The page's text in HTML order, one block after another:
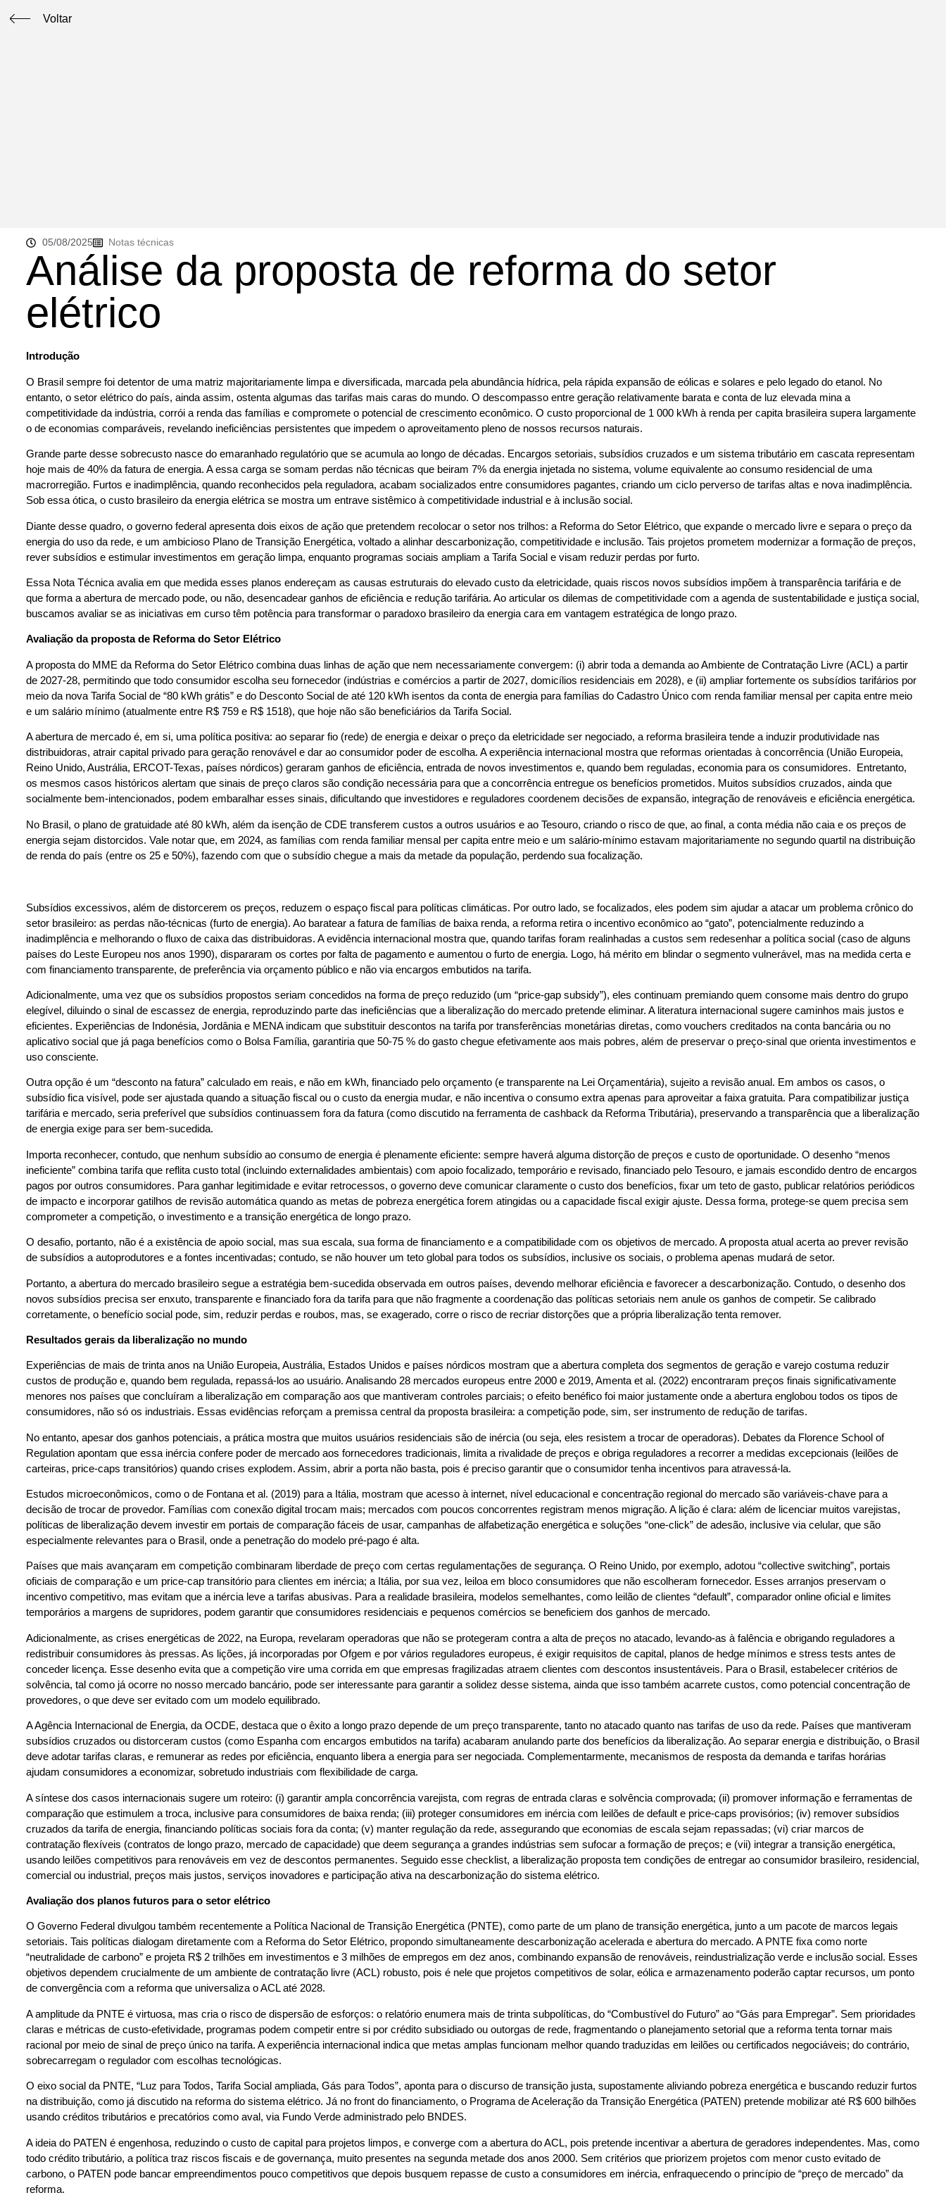
Voltar
05/08/2025 Notas técnicas
Análise da proposta de reforma do setor
elétrico
Introdução
O Brasil sempre foi detentor de uma matriz majoritariamente limpa e diversificada, marcada pela abundância hídrica, pela rápida expansão de eólicas e solares e pelo legado do etanol. No
entanto, o setor elétrico do país, ainda assim, ostenta algumas das tarifas mais caras do mundo. O descompasso entre geração relativamente barata e conta de luz elevada mina a
competitividade da indústria, corrói a renda das famílias e compromete o potencial de crescimento econômico. O custo proporcional de 1 000 kWh à renda per capita brasileira supera largamente
o de economias comparáveis, revelando ineficiências persistentes que impedem o aproveitamento pleno de nossos recursos naturais.
Grande parte desse sobrecusto nasce do emaranhado regulatório que se acumula ao longo de décadas. Encargos setoriais, subsídios cruzados e um sistema tributário em cascata representam
hoje mais de 40% da fatura de energia. A essa carga se somam perdas não técnicas que beiram 7% da energia injetada no sistema, volume equivalente ao consumo residencial de uma
macrorregião. Furtos e inadimplência, quando reconhecidos pela reguladora, acabam socializados entre consumidores pagantes, criando um ciclo perverso de tarifas altas e nova inadimplência.
Sob essa ótica, o custo brasileiro da energia elétrica se mostra um entrave sistêmico à competitividade industrial e à inclusão social.
Diante desse quadro, o governo federal apresenta dois eixos de ação que pretendem recolocar o setor nos trilhos: a Reforma do Setor Elétrico, que expande o mercado livre e separa o preço da
energia do uso da rede, e um ambicioso Plano de Transição Energética, voltado a alinhar descarbonização, competitividade e inclusão. Tais projetos prometem modernizar a formação de preços,
rever subsídios e estimular investimentos em geração limpa, enquanto programas sociais ampliam a Tarifa Social e visam reduzir perdas por furto.
Essa Nota Técnica avalia em que medida esses planos endereçam as causas estruturais do elevado custo da eletricidade, quais riscos novos subsídios impõem à transparência tarifária e de
que forma a abertura de mercado pode, ou não, desencadear ganhos de eficiência e redução tarifária. Ao articular os dilemas de competitividade com a agenda de sustentabilidade e justiça social,
buscamos avaliar se as iniciativas em curso têm potência para transformar o paradoxo brasileiro da energia cara em vantagem estratégica de longo prazo.
Avaliação da proposta de Reforma do Setor Elétrico
A proposta do MME da Reforma do Setor Elétrico combina duas linhas de ação que nem necessariamente convergem: (i) abrir toda a demanda ao Ambiente de Contratação Livre (ACL) a partir
de 2027-28, permitindo que todo consumidor escolha seu fornecedor (indústrias e comércios a partir de 2027, domicílios residenciais em 2028), e (ii) ampliar fortemente os subsídios tarifários por
meio da nova Tarifa Social de “80 kWh grátis” e do Desconto Social de até 120 kWh isentos da conta de energia para famílias do Cadastro Único com renda familiar mensal per capita entre meio
e um salário mínimo (atualmente entre R$ 759 e R$ 1518), que hoje não são beneficiários da Tarifa Social.
A abertura de mercado é, em si, uma política positiva: ao separar fio (rede) de energia e deixar o preço da eletricidade ser negociado, a reforma brasileira tende a induzir produtividade nas
distribuidoras, atrair capital privado para geração renovável e dar ao consumidor poder de escolha. A experiência internacional mostra que reformas orientadas à concorrência (União Europeia,
Reino Unido, Austrália, ERCOT-Texas, países nórdicos) geraram ganhos de eficiência, entrada de novos investimentos e, quando bem reguladas, economia para os consumidores. Entretanto,
os mesmos casos históricos alertam que sinais de preço claros são condição necessária para que a concorrência entregue os benefícios prometidos. Muitos subsídios cruzados, ainda que
socialmente bem-intencionados, podem embaralhar esses sinais, dificultando que investidores e reguladores coordenem decisões de expansão, integração de renováveis e eficiência energética.
No Brasil, o plano de gratuidade até 80 kWh, além da isenção de CDE transferem custos a outros usuários e ao Tesouro, criando o risco de que, ao final, a conta média não caia e os preços de
energia sejam distorcidos. Vale notar que, em 2024, as famílias com renda familiar mensal per capita entre meio e um salário-mínimo estavam majoritariamente no segundo quartil na distribuição
de renda do país (entre os 25 e 50%), fazendo com que o subsídio chegue a mais da metade da população, perdendo sua focalização.
Subsídios excessivos, além de distorcerem os preços, reduzem o espaço fiscal para políticas climáticas. Por outro lado, se focalizados, eles podem sim ajudar a atacar um problema crônico do
setor brasileiro: as perdas não-técnicas (furto de energia). Ao baratear a fatura de famílias de baixa renda, a reforma retira o incentivo econômico ao “gato”, potencialmente reduzindo a
inadimplência e melhorando o fluxo de caixa das distribuidoras. A evidência internacional mostra que, quando tarifas foram realinhadas a custos sem redesenhar a política social (caso de alguns
países do Leste Europeu nos anos 1990), dispararam os cortes por falta de pagamento e aumentou o furto de energia. Logo, há mérito em blindar o segmento vulnerável, mas na medida certa e
com financiamento transparente, de preferência via orçamento público e não via encargos embutidos na tarifa.
Adicionalmente, uma vez que os subsídios propostos seriam concedidos na forma de preço reduzido (um “price-gap subsidy”), eles continuam premiando quem consome mais dentro do grupo
elegível, diluindo o sinal de escassez de energia, reproduzindo parte das ineficiências que a liberalização do mercado pretende eliminar. A literatura internacional sugere caminhos mais justos e
eficientes. Experiências de Indonésia, Jordânia e MENA indicam que substituir descontos na tarifa por transferências monetárias diretas, como vouchers creditados na conta bancária ou no
aplicativo social que já paga benefícios como o Bolsa Família, garantiria que 50-75 % do gasto chegue efetivamente aos mais pobres, além de preservar o preço-sinal que orienta investimentos e
uso consciente.
Outra opção é um “desconto na fatura” calculado em reais, e não em kWh, financiado pelo orçamento (e transparente na Lei Orçamentária), sujeito a revisão anual. Em ambos os casos, o
subsídio fica visível, pode ser ajustada quando a situação fiscal ou o custo da energia mudar, e não incentiva o consumo extra apenas para aproveitar a faixa gratuita. Para compatibilizar justiça
tarifária e mercado, seria preferível que subsídios continuassem fora da fatura (como discutido na ferramenta de cashback da Reforma Tributária), preservando a transparência que a liberalização
de energia exige para ser bem-sucedida.
Importa reconhecer, contudo, que nenhum subsídio ao consumo de energia é plenamente eficiente: sempre haverá alguma distorção de preços e custo de oportunidade. O desenho “menos
ineficiente” combina tarifa que reflita custo total (incluindo externalidades ambientais) com apoio focalizado, temporário e revisado, financiado pelo Tesouro, e jamais escondido dentro de encargos
pagos por outros consumidores. Para ganhar legitimidade e evitar retrocessos, o governo deve comunicar claramente o custo dos benefícios, fixar um teto de gasto, publicar relatórios periódicos
de impacto e incorporar gatilhos de revisão automática quando as metas de pobreza energética forem atingidas ou a capacidade fiscal exigir ajuste. Dessa forma, protege-se quem precisa sem
comprometer a competição, o investimento e a transição energética de longo prazo.
O desafio, portanto, não é a existência de apoio social, mas sua escala, sua forma de financiamento e a compatibilidade com os objetivos de mercado. A proposta atual acerta ao prever revisão
de subsídios a autoprodutores e a fontes incentivadas; contudo, se não houver um teto global para todos os subsídios, inclusive os sociais, o problema apenas mudará de setor.
Portanto, a abertura do mercado brasileiro segue a estratégia bem-sucedida observada em outros países, devendo melhorar eficiência e favorecer a descarbonização. Contudo, o desenho dos
novos subsídios precisa ser enxuto, transparente e financiado fora da tarifa para que não fragmente a coordenação das políticas setoriais nem anule os ganhos de competir. Se calibrado
corretamente, o benefício social pode, sim, reduzir perdas e roubos, mas, se exagerado, corre o risco de recriar distorções que a própria liberalização tenta remover.
Resultados gerais da liberalização no mundo
Experiências de mais de trinta anos na União Europeia, Austrália, Estados Unidos e países nórdicos mostram que a abertura completa dos segmentos de geração e varejo costuma reduzir
custos de produção e, quando bem regulada, repassá-los ao usuário. Analisando 28 mercados europeus entre 2000 e 2019, Amenta et al. (2022) encontraram preços finais significativamente
menores nos países que concluíram a liberalização em comparação aos que mantiveram controles parciais; o efeito benéfico foi maior justamente onde a abertura englobou todos os tipos de
consumidores, não só os industriais. Essas evidências reforçam a premissa central da proposta brasileira: a competição pode, sim, ser instrumento de redução de tarifas.
No entanto, apesar dos ganhos potenciais, a prática mostra que muitos usuários residenciais são de inércia (ou seja, eles resistem a trocar de operadoras). Debates da Florence School of
Regulation apontam que essa inércia confere poder de mercado aos fornecedores tradicionais, limita a rivalidade de preços e obriga reguladores a recorrer a medidas excepcionais (leilões de
carteiras, price-caps transitórios) quando crises explodem. Assim, abrir a porta não basta, pois é preciso garantir que o consumidor tenha incentivos para atravessá-la.
Estudos microeconômicos, como o de Fontana et al. (2019) para a Itália, mostram que acesso à internet, nível educacional e concentração regional do mercado são variáveis-chave para a
decisão de trocar de provedor. Famílias com conexão digital trocam mais; mercados com poucos concorrentes registram menos migração. A lição é clara: além de licenciar muitos varejistas,
políticas de liberalização devem investir em portais de comparação fáceis de usar, campanhas de alfabetização energética e soluções “one-click” de adesão, inclusive via celular, que são
especialmente relevantes para o Brasil, onde a penetração do modelo pré-pago é alta.
Países que mais avançaram em competição combinaram liberdade de preço com certas regulamentações de segurança. O Reino Unido, por exemplo, adotou “collective switching”, portais
oficiais de comparação e um price-cap transitório para clientes em inércia; a Itália, por sua vez, leiloa em bloco consumidores que não escolheram fornecedor. Esses arranjos preservam o
incentivo competitivo, mas evitam que a inércia leve a tarifas abusivas. Para a realidade brasileira, modelos semelhantes, como leilão de clientes “default”, comparador online oficial e limites
temporários a margens de supridores, podem garantir que consumidores residenciais e pequenos comércios se beneficiem dos ganhos de mercado.
Adicionalmente, as crises energéticas de 2022, na Europa, revelaram operadoras que não se protegeram contra a alta de preços no atacado, levando-as à falência e obrigando reguladores a
redistribuir consumidores às pressas. As lições, já incorporadas por Ofgem e por vários reguladores europeus, é exigir requisitos de capital, planos de hedge mínimos e stress tests antes de
conceder licença. Esse desenho evita que a competição vire uma corrida em que empresas fragilizadas atraem clientes com descontos insustentáveis. Para o Brasil, estabelecer critérios de
solvência, tal como já ocorre no nosso mercado bancário, pode ser interessante para garantir a solidez desse sistema, ainda que isso também acarrete custos, como potencial concentração de
provedores, o que deve ser evitado com um modelo equilibrado.
A Agência Internacional de Energia, da OCDE, destaca que o êxito a longo prazo depende de um preço transparente, tanto no atacado quanto nas tarifas de uso da rede. Países que mantiveram
subsídios cruzados ou distorceram custos (como Espanha com encargos embutidos na tarifa) acabaram anulando parte dos benefícios da liberalização. Ao separar energia e distribuição, o Brasil
deve adotar tarifas claras, e remunerar as redes por eficiência, enquanto libera a energia para ser negociada. Complementarmente, mecanismos de resposta da demanda e tarifas horárias
ajudam consumidores a economizar, sobretudo industriais com flexibilidade de carga.
A síntese dos casos internacionais sugere um roteiro: (i) garantir ampla concorrência varejista, com regras de entrada claras e solvência comprovada; (ii) promover informação e ferramentas de
comparação que estimulem a troca, inclusive para consumidores de baixa renda; (iii) proteger consumidores em inércia com leilões de default e price-caps provisórios; (iv) remover subsídios
cruzados da tarifa de energia, financiando políticas sociais fora da conta; (v) manter regulação da rede, assegurando que economias de escala sejam repassadas; (vi) criar marcos de
contratação flexíveis (contratos de longo prazo, mercado de capacidade) que deem segurança a grandes indústrias sem sufocar a formação de preços; e (vii) integrar a transição energética,
usando leilões competitivos para renováveis em vez de descontos permanentes. Seguido esse checklist, a liberalização proposta tem condições de entregar ao consumidor brasileiro, residencial,
comercial ou industrial, preços mais justos, serviços inovadores e participação ativa na descarbonização do sistema elétrico.
Avaliação dos planos futuros para o setor elétrico
O Governo Federal divulgou também recentemente a Política Nacional de Transição Energética (PNTE), como parte de um plano de transição energética, junto a um pacote de marcos legais
setoriais. Tais políticas dialogam diretamente com a Reforma do Setor Elétrico, propondo simultaneamente descarbonização acelerada e abertura do mercado. A PNTE fixa como norte
“neutralidade de carbono” e projeta R$ 2 trilhões em investimentos e 3 milhões de empregos em dez anos, combinando expansão de renováveis, reindustrialização verde e inclusão social. Esses
objetivos dependem crucialmente de um ambiente de contratação livre (ACL) robusto, pois é nele que projetos competitivos de solar, eólica e armazenamento poderão captar recursos, um ponto
de convergência com a reforma que universaliza o ACL até 2028.
A amplitude da PNTE é virtuosa, mas cria o risco de dispersão de esforços: o relatório enumera mais de trinta subpolíticas, do “Combustível do Futuro” ao “Gás para Empregar”. Sem prioridades
claras e métricas de custo-efetividade, programas podem competir entre si por crédito subsidiado ou outorgas de rede, fragmentando o planejamento setorial que a reforma tenta tornar mais
racional por meio de sinal de preço único na tarifa. A experiência internacional indica que metas amplas funcionam melhor quando traduzidas em leilões ou certificados negociáveis; do contrário,
sobrecarregam o regulador com escolhas tecnológicas.
O eixo social da PNTE, “Luz para Todos, Tarifa Social ampliada, Gás para Todos”, aponta para o discurso de transição justa, supostamente aliviando pobreza energética e buscando reduzir furtos
na distribuição, como já discutido na reforma do sistema elétrico. Já no front do financiamento, o Programa de Aceleração da Transição Energética (PATEN) pretende mobilizar até R$ 600 bilhões
usando créditos tributários e precatórios como aval, via Fundo Verde administrado pelo BNDES.
A ideia do PATEN é engenhosa, reduzindo o custo de capital para projetos limpos, e converge com a abertura do ACL, pois pretende incentivar a abertura de geradores independentes. Mas, como
todo crédito tributário, a política traz riscos fiscais e de governança, muito presentes na segunda metade dos anos 2000. Sem critérios que priorizem projetos com menor custo evitado de
carbono, o PATEN pode bancar empreendimentos pouco competitivos que depois busquem repasse de custo a consumidores em inércia, enfraquecendo o princípio de “preço de mercado” da
reforma.